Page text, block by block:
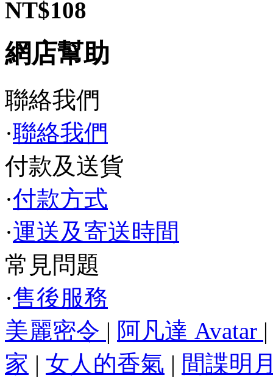
NT$108
網店幫助
聯絡我們
·聯絡我們
付款及送貨
·付款方式
·運送及寄送時間
常見問題
·售後服務
美麗密令 | 阿凡達 Avatar
家 | 女人的香氣 | 間諜明